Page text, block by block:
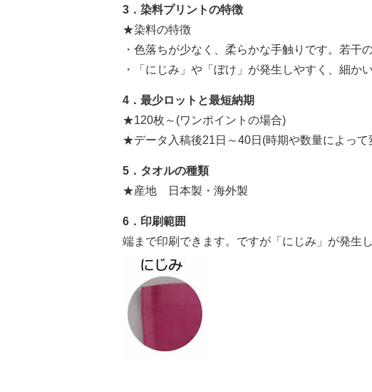
3．染料プリントの特徴
★染料の特徴
・色落ちが少なく、柔らかな手触りです。若干
・「にじみ」や「ぼけ」が発生しやすく、細か
4．最少ロットと最短納期
★120枚～(ワンポイントの場合)
★データ入稿後21日～40日(時期や数量によって
5．タオルの種類
★産地 日本製・海外製
6．印刷範囲
端まで印刷できます。ですが「にじみ」が発生